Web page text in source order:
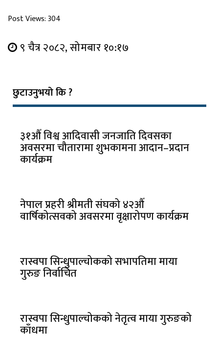
Post Views:304
९ चैत्र २०८२, सोमबार १०:१७
छुटाउनुभयो कि ?
३१औँ विश्व आदिवासी जनजाति दिवसका
अवसरमा चौतारामा शुभकामना आदान–प्रदान
कार्यक्रम
नेपाल प्रहरी श्रीमती संघको ४२औँ
वार्षिकोत्सवको अवसरमा वृक्षारोपण कार्यक्रम
रास्वपा सिन्धुपाल्चोकको सभापतिमा माया
गुरुङ निर्वाचित
रास्वपा सिन्धुपाल्चोकको नेतृत्व माया गुरुङको
काँधमा